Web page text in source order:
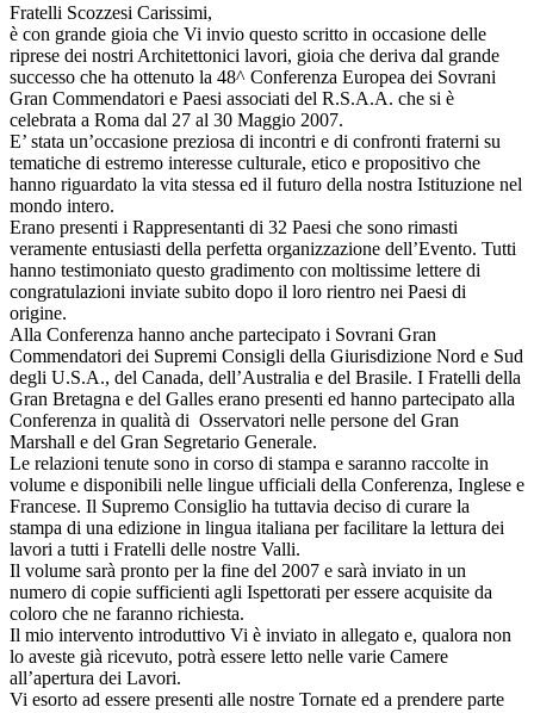
Fratelli Scozzesi Carissimi,
è con grande gioia che Vi invio questo scritto in occasione delle
riprese dei nostri Architettonici lavori, gioia che deriva dal grande
successo che ha ottenuto la 48^ Conferenza Europea dei Sovrani
Gran Commendatori e Paesi associati del R.S.A.A. che si è
celebrata a Roma dal 27 al 30 Maggio 2007.
E’ stata un’occasione preziosa di incontri e di confronti fraterni su
tematiche di estremo interesse culturale, etico e propositivo che
hanno riguardato la vita stessa ed il futuro della nostra Istituzione nel
mondo intero.
Erano presenti i Rappresentanti di 32 Paesi che sono rimasti
veramente entusiasti della perfetta organizzazione dell’Evento. Tutti
hanno testimoniato questo gradimento con moltissime lettere di
congratulazioni inviate subito dopo il loro rientro nei Paesi di
origine.
Alla Conferenza hanno anche partecipato i Sovrani Gran
Commendatori dei Supremi Consigli della Giurisdizione Nord e Sud
degli U.S.A., del Canada, dell’Australia e del Brasile. I Fratelli della
Gran Bretagna e del Galles erano presenti ed hanno partecipato alla
Conferenza in qualità di Osservatori nelle persone del Gran
Marshall e del Gran Segretario Generale.
Le relazioni tenute sono in corso di stampa e saranno raccolte in
volume e disponibili nelle lingue ufficiali della Conferenza, Inglese e
Francese. Il Supremo Consiglio ha tuttavia deciso di curare la
stampa di una edizione in lingua italiana per facilitare la lettura dei
lavori a tutti i Fratelli delle nostre Valli.
Il volume sarà pronto per la fine del 2007 e sarà inviato in un
numero di copie sufficienti agli Ispettorati per essere acquisite da
coloro che ne faranno richiesta.
Il mio intervento introduttivo Vi è inviato in allegato e, qualora non
lo aveste già ricevuto, potrà essere letto nelle varie Camere
all’apertura dei Lavori.
Vi esorto ad essere presenti alle nostre Tornate ed a prendere parte